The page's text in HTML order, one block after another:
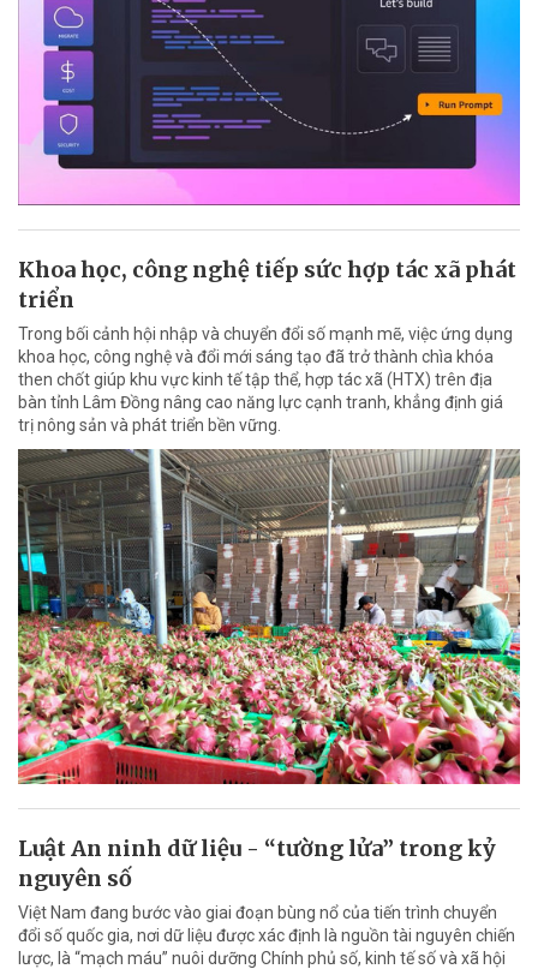
Khoa học, công nghệ tiếp sức hợp tác xã phát
triển
Trong bối cảnh hội nhập và chuyển đổi số mạnh mẽ, việc ứng dụng
khoa học, công nghệ và đổi mới sáng tạo đã trở thành chìa khóa
then chốt giúp khu vực kinh tế tập thể, hợp tác xã (HTX) trên địa
bàn tỉnh Lâm Đồng nâng cao năng lực cạnh tranh, khẳng định giá
trị nông sản và phát triển bền vững.
Luật An ninh dữ liệu - “tường lửa” trong kỷ
nguyên số
Việt Nam đang bước vào giai đoạn bùng nổ của tiến trình chuyển
đổi số quốc gia, nơi dữ liệu được xác định là nguồn tài nguyên chiến
lược, là “mạch máu” nuôi dưỡng Chính phủ số, kinh tế số và xã hội